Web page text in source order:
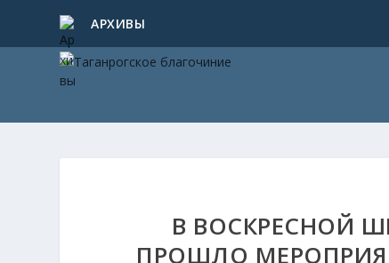
АРХИВЫ
В ВОСКРЕСНОЙ
ПРОШЛО